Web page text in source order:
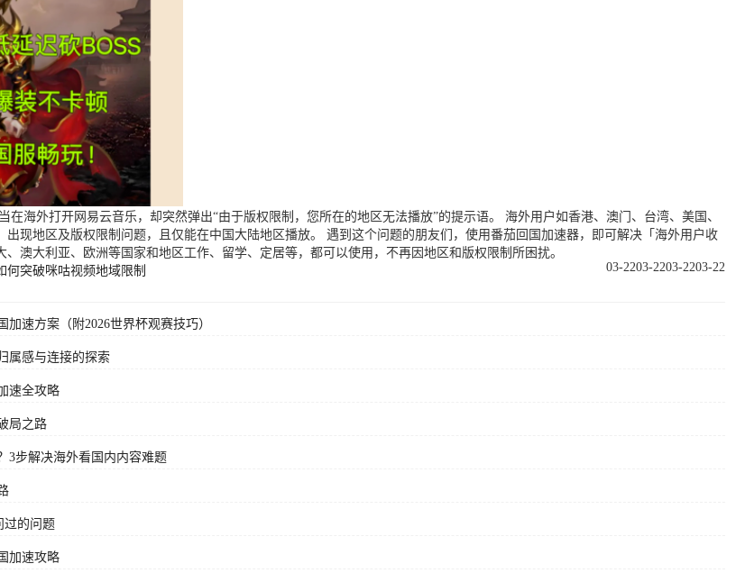
海外打开网易云音乐，却突然弹出“由于版权限制，您所在的地区无法播放”的提示语。 海外用户如香港、澳门、台湾、美国、
现地区及版权限制问题，且仅能在中国大陆地区播放。 遇到这个问题的朋友们，使用番茄回国加速器，即可解决「海外用户收
澳大利亚、欧洲等国家和地区工作、留学、定居等，都可以使用，不再因地区和版权限制所困扰。
03-22
03-22
03-22
何突破咪咕视频地域限制 03-22
速方案（附2026世界杯观赛技巧）
属感与连接的探索
速全攻略
局之路
3步解决海外看国内内容难题
过的问题
加速攻略